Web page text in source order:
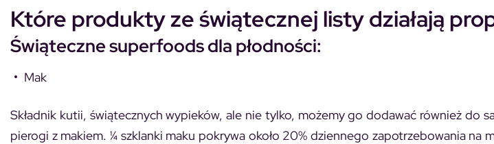
Które produkty ze świątecznej listy działają
Świąteczne superfoods dla płodności:
Mak
Składnik kutii, świątecznych wypieków, ale nie tylko, możemy go dodawać również do
pierogi z makiem. ¼ szklanki maku pokrywa około 20% dziennego zapotrzebowania na